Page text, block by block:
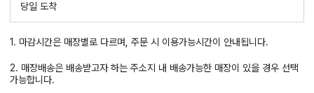
당일 도착
1. 마감시간은 매장별로 다르며, 주문 시 이용가능시간이 안내됩니다.
2. 매장배송은 배송받고자 하는 주소지 내 배송가능한 매장이 있을 경우 선택
가능합니다.